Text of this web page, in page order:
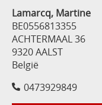
Lamarcq, Martine
BE0556813355
ACHTERMAAL 36
9320 AALST
België
0473929849